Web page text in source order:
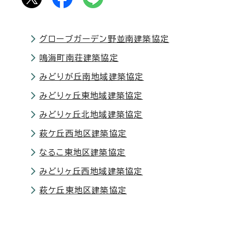
グローブガーデン野並南建築協定
鳴海町南荘建築協定
みどりが丘南地域建築協定
みどりヶ丘東地域建築協定
みどりヶ丘北地域建築協定
萩ケ丘西地区建築協定
なるこ東地区建築協定
みどりヶ丘西地域建築協定
萩ケ丘東地区建築協定